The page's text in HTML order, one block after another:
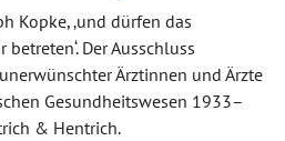
Kopke, ‚und dürfen das
Der Ausschluss
Ärztinnen und Ärzte
Gesundheitswesen 1933–
& Hentrich.